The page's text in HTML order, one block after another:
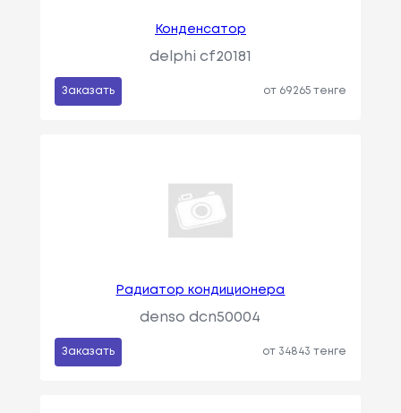
Конденсатор
delphi cf20181
Заказать от 69265 тенге
Радиатор кондиционера
denso dcn50004
Заказать от 34843 тенге